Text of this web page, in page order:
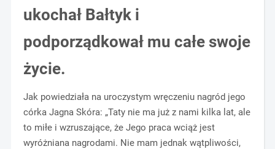
ukochał Bałtyk i
podporządkował mu całe swoje
życie.
Jak powiedziała na uroczystym wręczeniu nagród jego
córka Jagna Skóra: „Taty nie ma już z nami kilka lat, ale
to miłe i wzruszające, że Jego praca wciąż jest
wyróżniana nagrodami. Nie mam jednak wątpliwości,